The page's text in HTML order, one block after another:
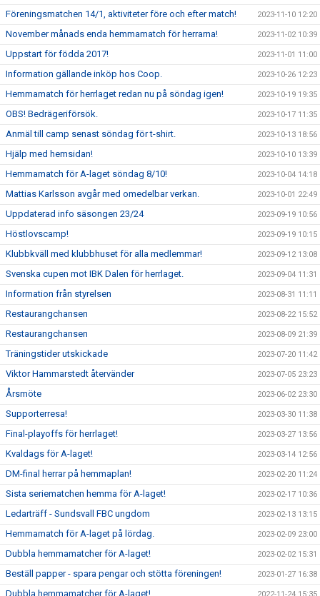
Föreningsmatchen 14/1, aktiviteter före och efter match! 2023-11-10 12:20
November månads enda hemmamatch för herrarna! 2023-11-02 10:39
Uppstart för födda 2017! 2023-11-01 11:00
Information gällande inköp hos Coop. 2023-10-26 12:23
Hemmamatch för herrlaget redan nu på söndag igen! 2023-10-19 19:35
OBS! Bedrägeriförsök. 2023-10-17 11:35
Anmäl till camp senast söndag för t-shirt. 2023-10-13 18:56
Hjälp med hemsidan! 2023-10-10 13:39
Hemmamatch för A-laget söndag 8/10! 2023-10-04 14:18
Mattias Karlsson avgår med omedelbar verkan. 2023-10-01 22:49
Uppdaterad info säsongen 23/24 2023-09-19 10:56
Höstlovscamp! 2023-09-19 10:15
Klubbkväll med klubbhuset för alla medlemmar! 2023-09-12 13:08
Svenska cupen mot IBK Dalen för herrlaget. 2023-09-04 11:31
Information från styrelsen 2023-08-31 11:11
Restaurangchansen 2023-08-22 15:52
Restaurangchansen 2023-08-09 21:39
Träningstider utskickade 2023-07-20 11:42
Viktor Hammarstedt återvänder 2023-07-05 23:23
Årsmöte 2023-06-02 23:30
Supporterresa! 2023-03-30 11:38
Final-playoffs för herrlaget! 2023-03-27 13:56
Kvaldags för A-laget! 2023-03-14 12:56
DM-final herrar på hemmaplan! 2023-02-20 11:24
Sista seriematchen hemma för A-laget! 2023-02-17 10:36
Ledarträff - Sundsvall FBC ungdom 2023-02-13 13:15
Hemmamatch för A-laget på lördag. 2023-02-09 23:00
Dubbla hemmamatcher för A-laget! 2023-02-02 15:31
Beställ papper - spara pengar och stötta föreningen! 2023-01-27 16:38
Dubbla hemmamatcher för A-laget!